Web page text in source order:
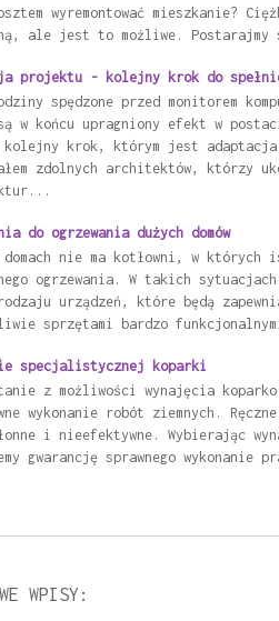
wyremontować mieszkanie?
ale jest to możliwe.
projektu - kolejny krok do
spędzone przed monitorem
w końcu upragniony efekt w
kolejny krok, którym jest
zdolnych architektów, którzy
do ogrzewania dużych domów
domach nie ma kotłowni, w których
ogrzewania. W takich
urządzeń, które będą
sprzętami bardzo
specjalistycznej koparki
z możliwości wynajęcia
wykonanie robót ziemnych.
i nieefektywne. Wybierając
gwarancję sprawnego
WPISY: